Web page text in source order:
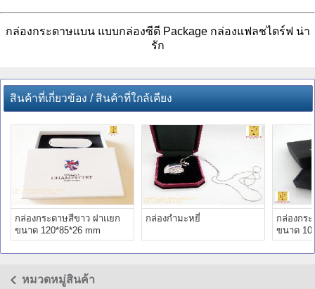
กล่องกระดาษแบน แบบกล่องซีดี Package กล่องแฟลชไดร์ฟ น่า
รัก
สินค้าที่เกี่ยวข้อง / สินค้าที่ใกล้เคียง
กล่องกระดาษสีขาว ฝาแยก
ขนาด 120*85*26 mm
กล่องกำมะหยี่
กล่องกร
ขนาด
หมวดหมู่สินค้า